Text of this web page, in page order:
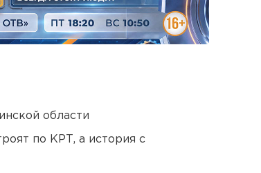
области
по КРТ, а история с